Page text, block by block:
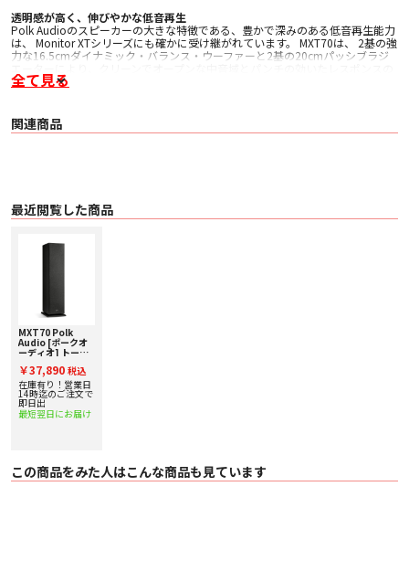
透明感が高く、伸びやかな低音再生
Polk Audioのスピーカーの大きな特徴である、豊かで深みのある低音再生能力
は、 Monitor XTシリーズにも確かに受け継がれています。 MXT70は、 2基の強
力な16.5cmダイナミック・バランス・ウーファーと2基の20cmパッシブラジ
良い低音をお届けします。 歪みが少ないため、俳優のセリフやヴォーカルの歌
シームレスなサラウンド空間
その他特長
• プリメインアンプでもAVアンプでも鳴らしやすい高感度設計
〇 トランスデューサー
・ 16.5cm バイ・ラミネート・コンポジット・ウーファー×2
〇 エンクロージャー形式 パッシブラジエーター型 20cm パッシブラジエータ
〇 再生周波数範囲 35Hz–40kHz
〇 インピーダンス 4Ω
〇 感度 (2.83V/1m) 89dB
〇 クロスオーバー周波数 2,700Hz
〇 質量（1台） 15.9kg
〇 付属品 取扱説明書、 保証書、 グリル
全て見る
関連商品
最近閲覧した商品
MXT70 Polk
Audio [ポークオ
ーディオ] トール
[1台] 下取り査定
額20%アップ実施
中！
￥37,890 税込
在庫有り！営業日
14時迄のご注文で
即日出
最短翌日にお届け
この商品をみた人はこんな商品も見ています